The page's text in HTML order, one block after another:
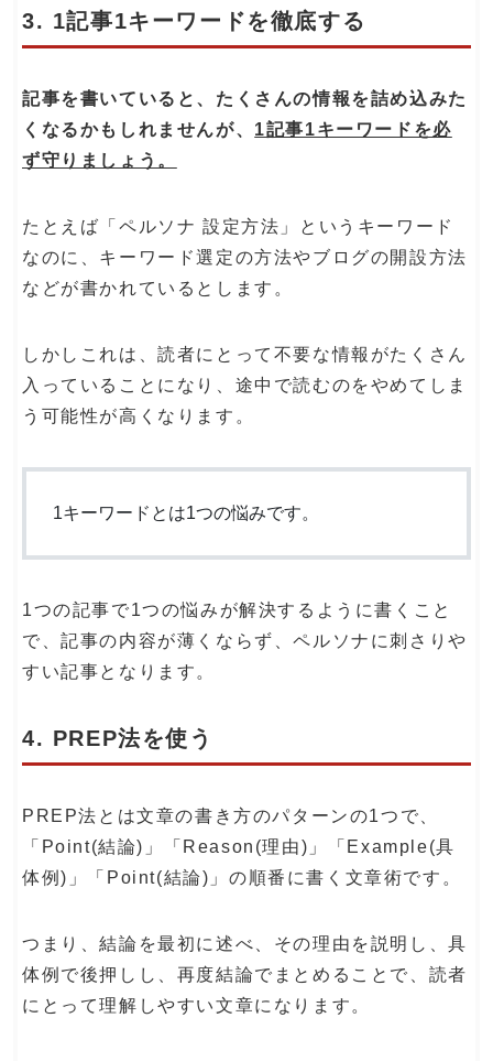
3. 1記事1キーワードを徹底する
記事を書いていると、たくさんの情報を詰め込みた
くなるかもしれませんが、 1記事1キーワードを必
ず守りましょう。
たとえば「ペルソナ 設定方法」というキーワード
なのに、キーワード選定の方法やブログの開設方法
などが書かれているとします。
しかしこれは、読者にとって不要な情報がたくさん
入っていることになり、途中で読むのをやめてしま
う可能性が高くなります。
1キーワードとは1つの悩みです。
1つの記事で1つの悩みが解決するように書くこと
で、記事の内容が薄くならず、ペルソナに刺さりや
すい記事となります。
4. PREP法を使う
PREP法とは文章の書き方のパターンの1つで、
「Point(結論)」「Reason(理由)」「Example(具
体例)」「Point(結論)」の順番に書く文章術です。
つまり、結論を最初に述べ、その理由を説明し、具
体例で後押しし、再度結論でまとめることで、読者
にとって理解しやすい文章になります。